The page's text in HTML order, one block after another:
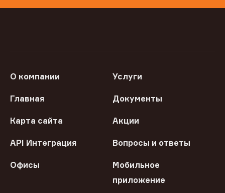
О компании Услуги
Главная Документы
Карта сайта Акции
API Интеграция Вопросы и ответы
Офисы
Мобильное
приложение